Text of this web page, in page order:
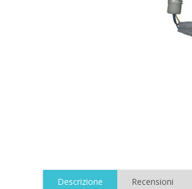
Descrizione Recensioni